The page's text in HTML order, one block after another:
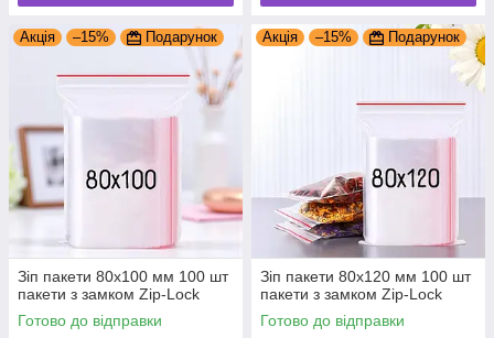
Акція –15% Подарунок
Зіп пакети 80x100 мм 100 шт
пакети з замком Zip-Lock
Готово до відправки
Акція –15% Подарунок
Зіп пакети 80x120 мм 100 шт
пакети з замком Zip-Lock
Готово до відправки